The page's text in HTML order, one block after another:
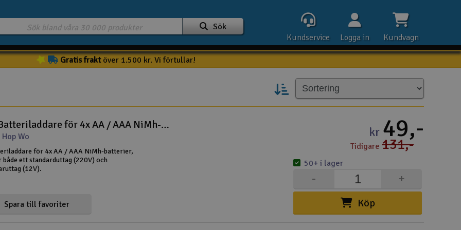
Sök
Kundvagn
Logga in
Kundservice
Gratis fraktöver 1.500 kr. Vi förtullar!
HopWo Batteriladdare för 4x AA / AAA NiMh-batterie
Wo
för 4x AA / AAA NiMh-batterier,
både ett standarduttag (220V) och
(12V).
Spara till favoriter
kr 49,-
Tidigare 131,-
Köp
+
-
50+ i lager